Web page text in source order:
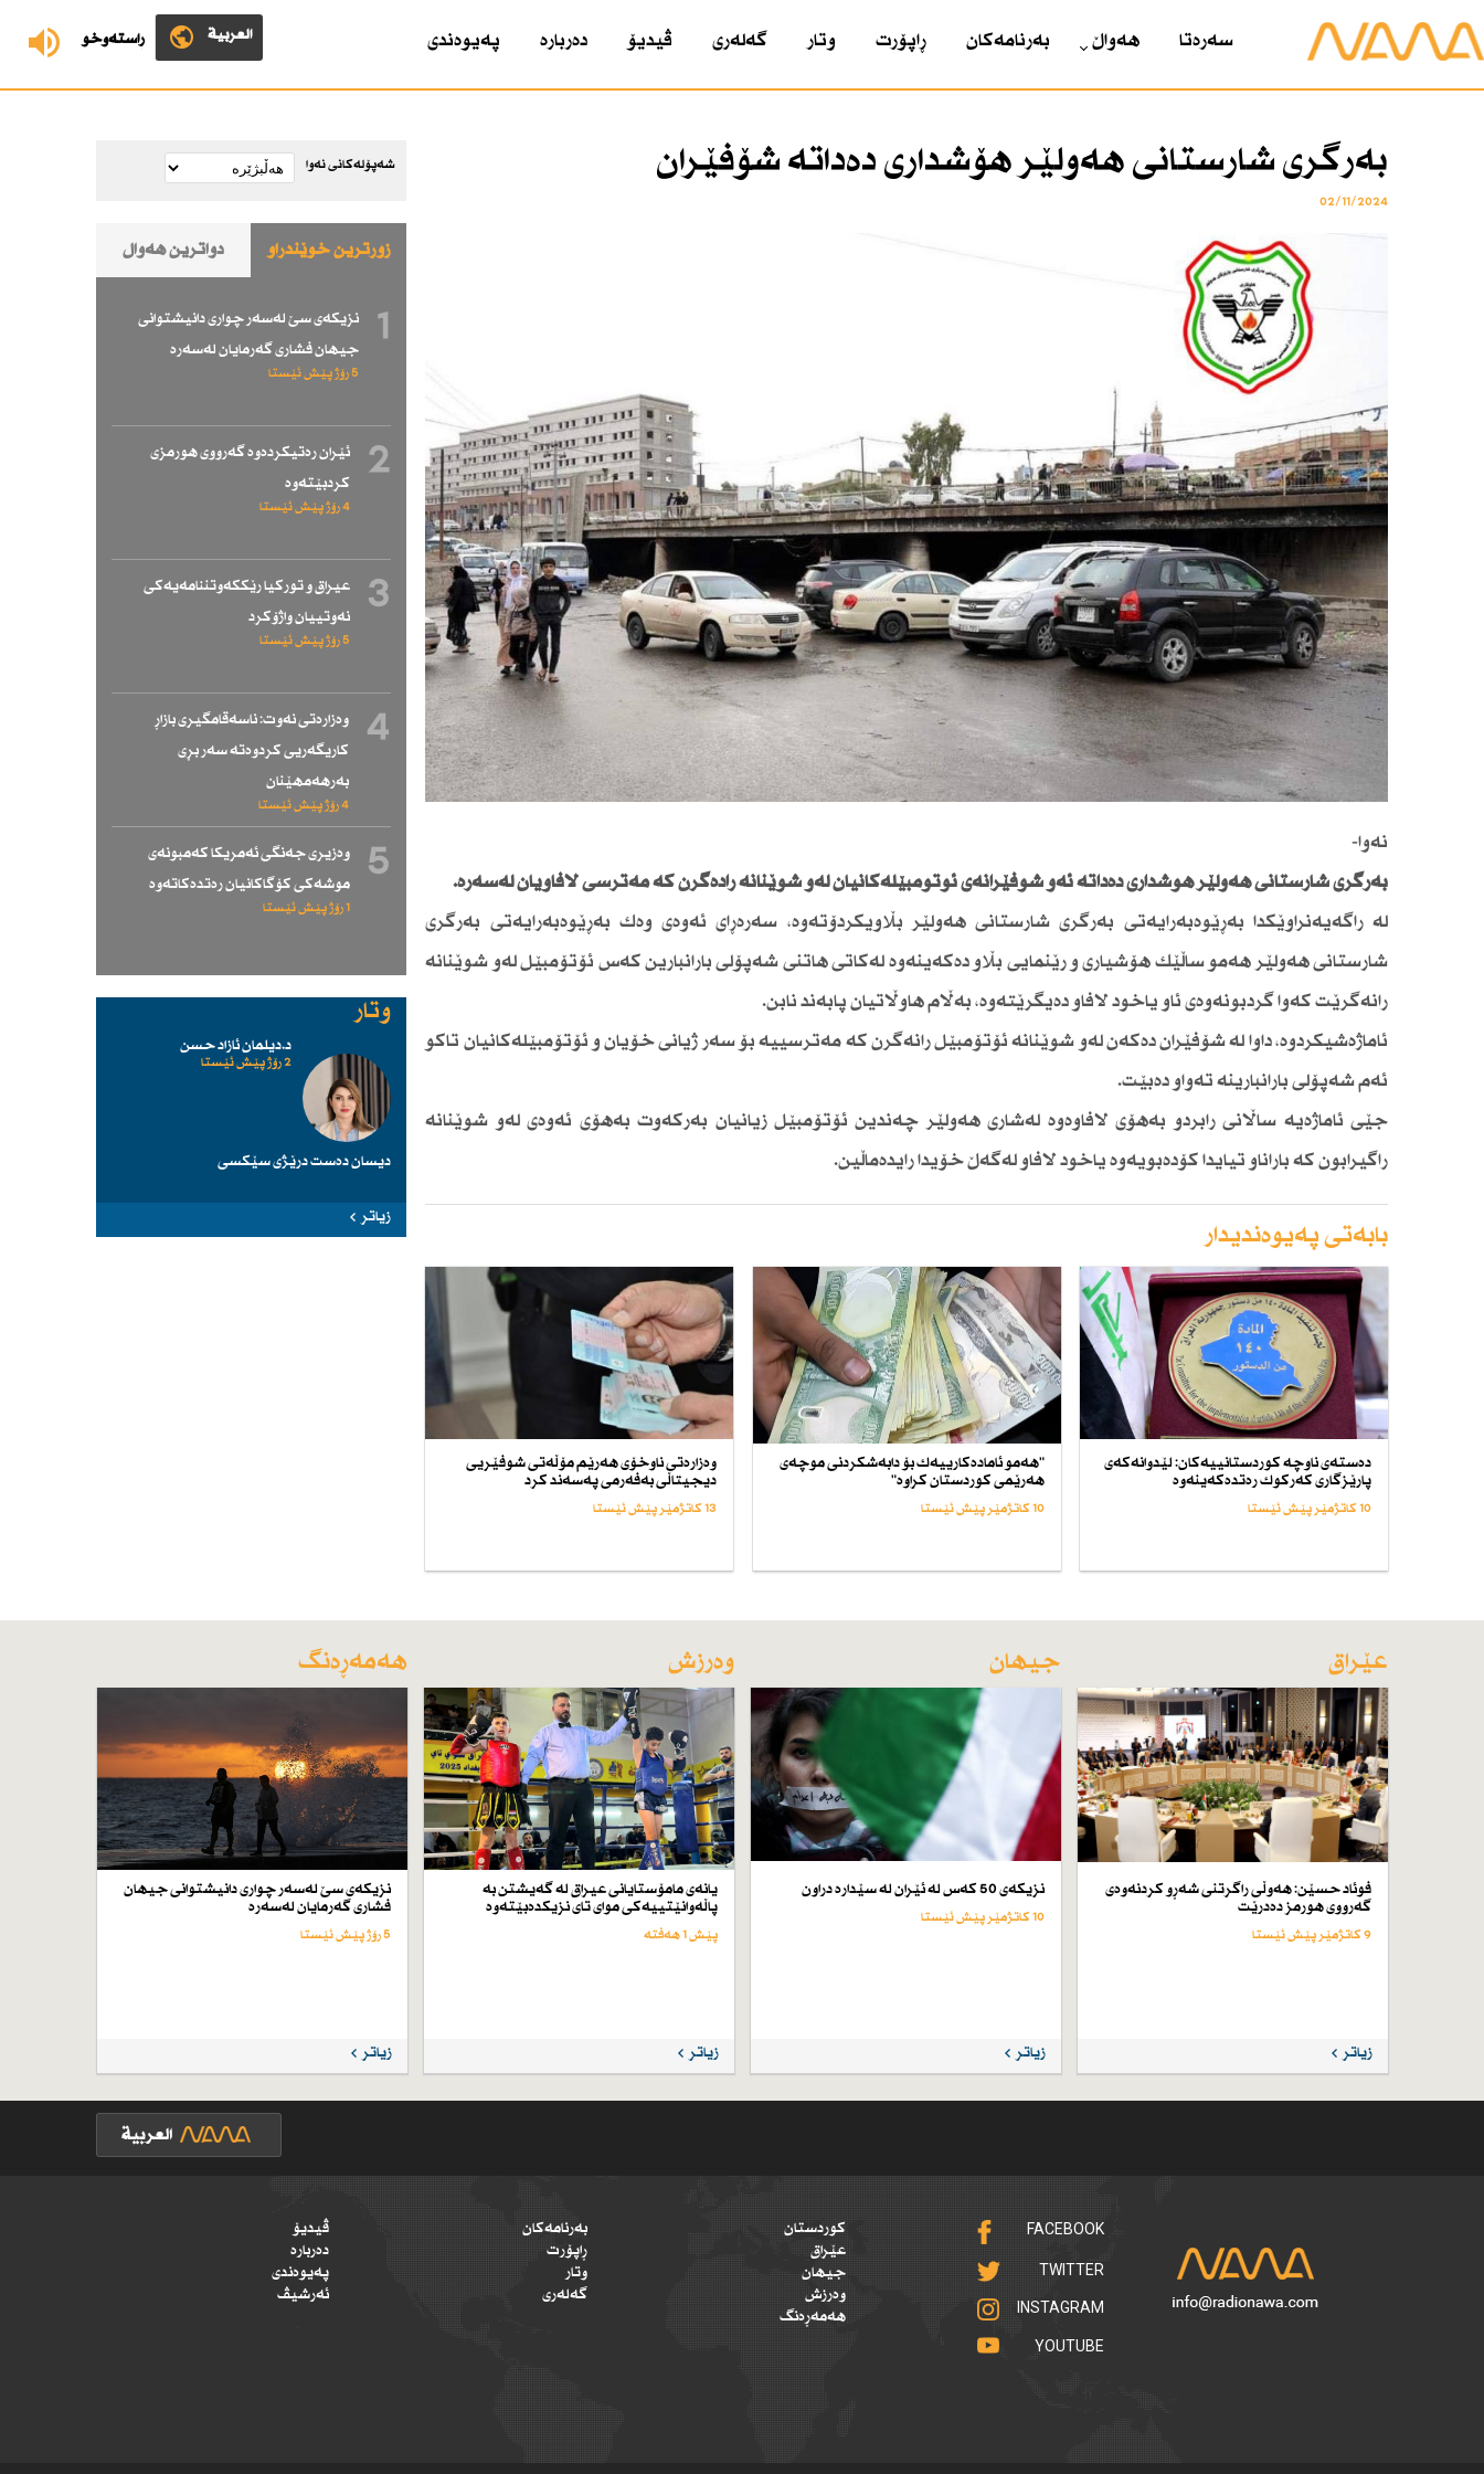
ڕاستەوخۆ العربية سەرەتا هەواڵ بەرنامەکان ڕاپۆرت وتار گەلەری ڤیدیۆ دەربارە پەیوەندی
بەرگری شارستانی هەولێر هۆشداری دەداتە شۆفێران
02/11/2024
نەوا-
بەرگری شارستانی هەولێر هۆشداری دەداتە ئەو شۆفێرانەی ئۆتۆمبێلەكانیان لەو شوێنانە رادەگرن كە مەترسی لافاویان لەسەرە.
لە راگەیەنراوێكدا بەڕێوەبەرایەتی بەرگری شارستانی هەولێر بڵاویكردۆتەوە، سەرەڕای ئەوەی وەك بەڕێوەبەرایەتی بەرگری
شارستانی هەولێر هەمو ساڵێك هۆشیاری و رێنمایی بڵاو دەكەینەوە لەكاتی هاتنی شەپۆلی بارانبارین كەس ئۆتۆمبێل لەو شوێنانە
رانەگرێت كەوا گردبونەوەی ئاو یاخود لافاو دەیگرێتەوە، بەڵام هاوڵاتیان پابەند نابن.
ئاماژەشیكردوە، داوا لە شۆفێران دەكەن لەو شوێنانە ئۆتۆمبێل رانەگرن كە مەترسییە بۆ سەر ژیانی خۆیان و ئۆتۆمبێلەكانیان تاكو
ئەم شەپۆلی بارانبارینە تەواو دەبێت.
جێی ئاماژەیە ساڵانی رابردو بەهۆی لافاوەوە لەشاری هەولێر چەندین ئۆتۆمبێل زیانیان بەركەوت بەهۆی ئەوەی لەو شوێنانە
راگیرابون كە باراناو تیایدا كۆدەبویەوە یاخود لافاو لەگەڵ خۆیدا رایدەماڵین.
بابەتی پەیوەندیدار
دەستەی ناوچە كوردستانییەكان: لێدوانەكەی
پارێزگاری كەركوك رەتدەكەینەوە
10 کاتژمێر پێش ئێستا
"هەمو ئامادەكارییەك بۆ دابەشكردنی موچەی
هەرێمی كوردستان كراوە"
10 کاتژمێر پێش ئێستا
وەزارەتی ناوخۆی هەرێم مۆڵەتی شوفێریی
دیجیتاڵی بەفەرمی پەسەند كرد
13 کاتژمێر پێش ئێستا
شەپۆلەکانی نەوا
زۆرترین خوێندراو دواترین هەواڵ
1
نزیكەی سێ لەسەر چواری دانیشتوانی
جیهان فشاری گەرمایان لەسەرە
5 رۆژ پێش ئێستا
2
ئێران رەتیكردەوە گەرووی هورمزی
كردبێتەوە
4 رۆژ پێش ئێستا
3
عیراق و توركیا رێككەوتننامەیەكی
نەوتییان واژۆكرد
5 رۆژ پێش ئێستا
4
وەزارەتی نەوت: ناسەقامگیری بازاڕ
كاریگەریی كردوەتە سەر بڕی
بەرهەمهێنان
4 رۆژ پێش ئێستا
5
وەزیری جەنگی ئەمریكا كەمبونەی
موشەكی كۆگاكانیان رەتدەكاتەوە
1 رۆژ پێش ئێستا
وتار
د.دیلمان ئازاد حسن
2 رۆژ پێش ئێستا
دیسان دەست درێژی سێكسی
زیاتر
عێراق
فوئاد حسێن: هەوڵی راگرتنی شەڕو كردنەوەی
گەرووی هورمز دەدرێت
9 کاتژمێر پێش ئێستا
زیاتر
جیهان
نزیكەی 50 كەس لە ئێران لە سێدارە دراون
10 کاتژمێر پێش ئێستا
زیاتر
وەرزش
یانەی مامۆستایانی عیراق لە گەیشتن بە
پاڵەوانێتییەكی موای تای نزیكدەبێتەوە
پێش 1 هەفتە
زیاتر
هەمەڕەنگ
نزیكەی سێ لەسەر چواری دانیشتوانی جیهان
فشاری گەرمایان لەسەرە
5 رۆژ پێش ئێستا
زیاتر
FACEBOOK
TWITTER
INSTAGRAM
YOUTUBE
کوردستان
عێراق
جیهان
وەرزش
هەمەڕەنگ
بەرنامەکان
ڕاپۆرت
وتار
گەلەری
ڤیدیۆ
دەربارە
پەیوەندی
ئەرشیڤ